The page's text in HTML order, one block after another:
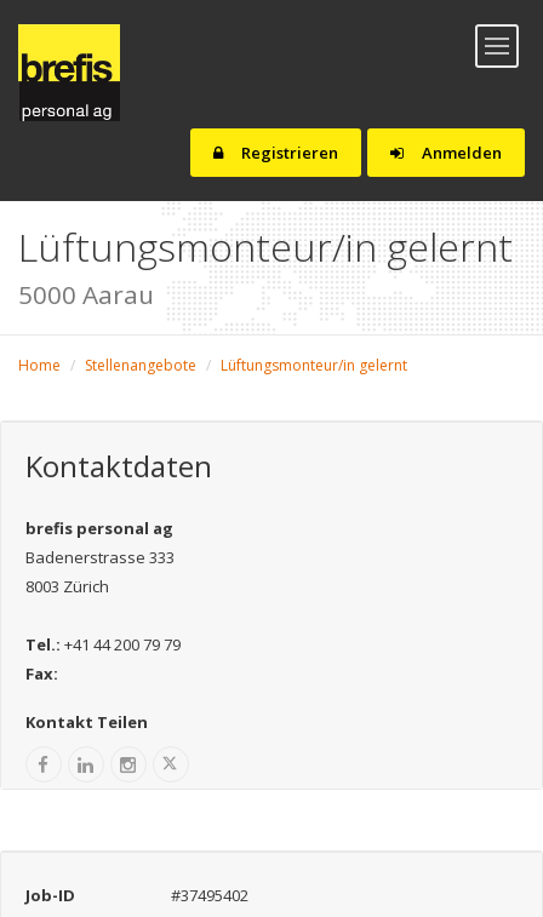
Anmelden
Registrieren
Toggle
Lüftungsmonteur/in gelernt
5000 Aarau
Home Stellenangebote Lüftungsmonteur/in gelernt
Kontaktdaten
brefis personal ag
Badenerstrasse 333
8003 Zürich
Tel.: +41 44 200 79 79
Fax:
Kontakt Teilen
Job-ID #37495402